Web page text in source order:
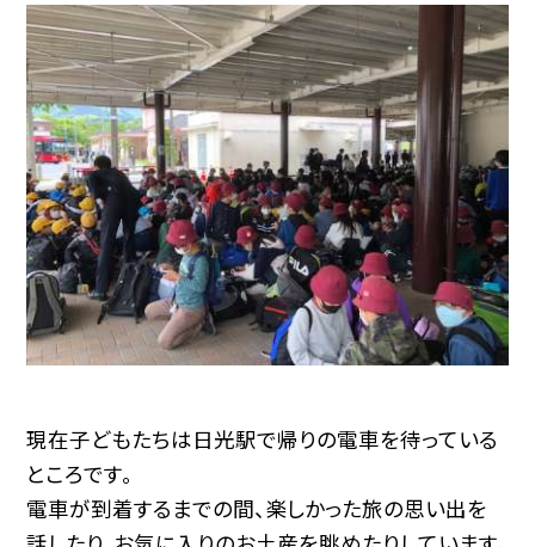
現在子どもたちは日光駅で帰りの電車を待っている
ところです。
電車が到着するまでの間、楽しかった旅の思い出を